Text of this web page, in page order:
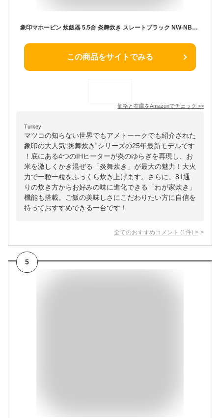
象印マホービン 炊飯器 5.5合 炎舞炊き スレートブラック NW-NB10-BZ
この商品をサイトでみる
価格と在庫をAmazonでチェック >>
Turkey
マツコの知らない世界でもアメトーークでも紹介された
象印の大人気“炎舞炊き”シリーズの25年最新モデルです
！底にある4つのIHヒーターが炎のゆらぎを再現し、お
米を激しくかき混ぜる「炎舞炊き」が最大の魅力！大火
力で一粒一粒をふっくら炊き上げます。さらに、81通
りの炊き方からお好みの味に進化できる「わが家炊き」
機能も搭載。ご飯の美味しさにこだわりたい方に自信を
持っておすすめできる一台です！
全てのおすすめコメント (1 件) >
5